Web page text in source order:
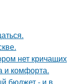
нет кричащих
и комфорта.